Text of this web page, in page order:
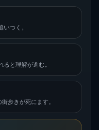
つく。
と理解が進む。
歩きが死にます。